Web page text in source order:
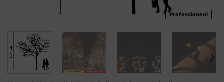
Professioneel